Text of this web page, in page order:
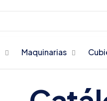
Maquinarias